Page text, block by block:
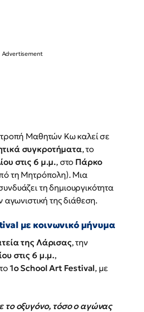
Μαθητών Κω καλεί σε
συγκροτήματα, το
στις 6 μ.μ., στο Πάρκο
τη Μητρόπολη). Μια
τη δημιουργικότητα
αγωνιστική της διάθεση.
με κοινωνικό μήνυμα
της Λάρισας, την
στις 6 μ.μ.,
1ο School Art Festival, με
το οξυγόνο, τόσο ο αγώνας